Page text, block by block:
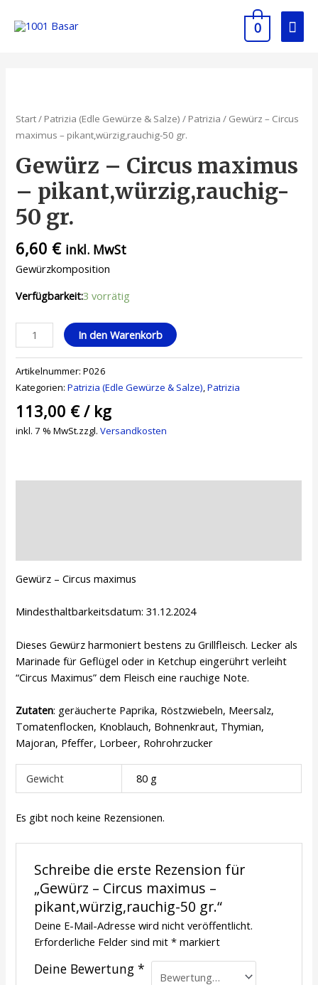
0
Start/ Patrizia (Edle Gewürze & Salze) / Patrizia / Gewürz – Circus
maximus – pikant,würzig,rauchig-50 gr.
Gewürz – Circus maximus
– pikant,würzig,rauchig-
50 gr.
6,60 € inkl. MwSt
Gewürzkomposition
Verfügbarkeit:3 vorrätig
In den Warenkorb
Artikelnummer:P026
Kategorien:Patrizia (Edle Gewürze & Salze),Patrizia
113,00 €/ kg
inkl. 7 % MwSt.zzgl.Versandkosten
Gewürz – Circus maximus
Mindesthaltbarkeitsdatum: 31.12.2024
Dieses Gewürz harmoniert bestens zu Grillfleisch. Lecker als
Marinade für Geflügel oder in Ketchup eingerührt verleiht
“Circus Maximus” dem Fleisch eine rauchige Note.
Zutaten: geräucherte Paprika, Röstzwiebeln, Meersalz,
Tomatenflocken, Knoblauch, Bohnenkraut, Thymian,
Majoran, Pfeffer, Lorbeer, Rohrohrzucker
Gewicht 80 g
Es gibt noch keine Rezensionen.
Schreibe die erste Rezension für
„Gewürz – Circus maximus –
pikant,würzig,rauchig-50 gr.“
Deine E-Mail-Adresse wird nicht veröffentlicht.
Erforderliche Felder sind mit *markiert
Deine Bewertung *